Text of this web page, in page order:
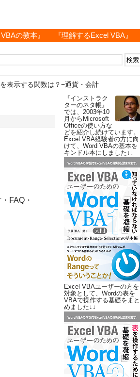
の教本』 『理解するExcel VBA』
表示する関数は？−通貨・会計
FAQ・
『インストラク
ターのネタ帳』
では、2003年10
月からMicrosoft
Officeの使い方な
どを紹介し続けています。
Excel VBA経験者の方に向
けて、Word VBAの基本を
キンドル本にしました↓↓
Excel VBAユーザーの方を
対象として、Wordの表を
VBAで操作する基礎をまと
めました↓↓